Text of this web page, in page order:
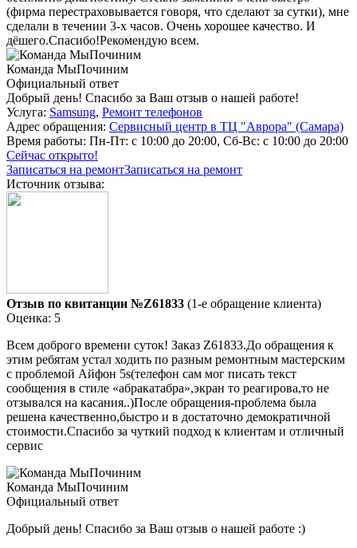
(фирма перестраховывается говоря, что сделают за сутки), мне
сделали в течении 3-х часов. Очень хорошее качество. И
дёшего.Спасибо!Рекомендую всем.
Команда МыПочиним
Официальный ответ
Добрый день! Спасибо за Ваш отзыв о нашей работе!
Услуга: Samsung, Ремонт телефонов
Адрес обращения: Сервисный центр в ТЦ "Аврора" (Самара)
Время работы: Пн-Пт: с 10:00 до 20:00, Сб-Вс: с 10:00 до 20:00
Сейчас открыто!
Записаться на ремонтЗаписаться на ремонт
Источник отзыва:
Отзыв по квитанции №Z61833 (1-е обращение клиента)
Оценка: 5
Всем доброго времени суток! Заказ Z61833.До обращения к
этим ребятам устал ходить по разным ремонтным мастерским
с проблемой Айфон 5s(телефон сам мог писать текст
сообщения в стиле «абракатабра»,экран то реагирова,то не
отзывался на касания..)После обращения-проблема была
решена качественно,быстро и в достаточно демократичной
стоимости.Спасибо за чуткий подход к клиентам и отличный
сервис
Команда МыПочиним
Официальный ответ
Добрый день! Спасибо за Ваш отзыв о нашей работе :)